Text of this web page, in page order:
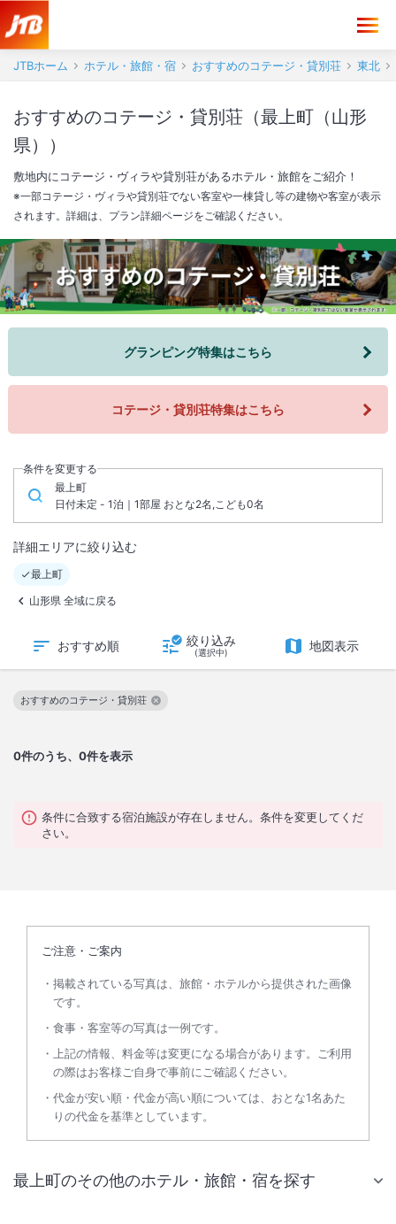
JTBホーム ホテル・旅館・宿 おすすめのコテージ・貸別荘 東北
おすすめのコテージ・貸別荘（最上町（山形
県））
敷地内にコテージ・ヴィラや貸別荘があるホテル・旅館をご紹介！
※一部コテージ・ヴィラや貸別荘でない客室や一棟貸し等の建物や客室が表示
されます。詳細は、プラン詳細ページをご確認ください。
コテージ・貸別荘特集はこちら
グランピング特集はこちら
条件を変更する
最上町
日付未定 - 1泊｜1部屋 おとな2名,こども0名
詳細エリアに絞り込む
最上町
山形県 全域に戻る
おすすめ順 絞り込み
(選択中) 地図表示
0件のうち、0件を表示
おすすめのコテージ・貸別荘
この絞り込み条件を解除
条件に合致する宿泊施設が存在しません。条件を変更してくだ
さい。
ご注意・ご案内
掲載されている写真は、旅館・ホテルから提供された画像
です。
食事・客室等の写真は一例です。
上記の情報、料金等は変更になる場合があります。ご利用
の際はお客様ご自身で事前にご確認ください。
代金が安い順・代金が高い順については、おとな1名あた
りの代金を基準としています。
最上町のその他のホテル・旅館・宿を探す